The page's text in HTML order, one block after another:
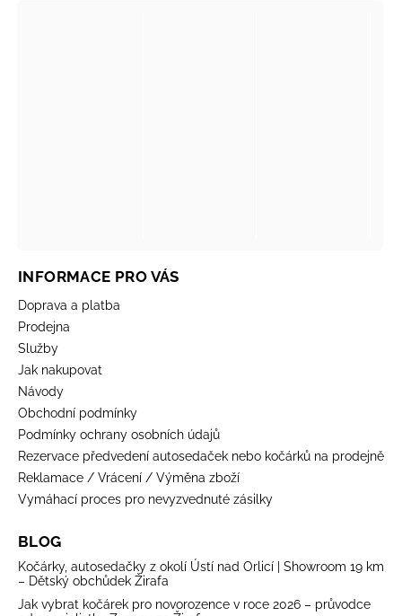
INFORMACE PRO VÁS
Doprava a platba
Prodejna
Služby
Jak nakupovat
Návody
Obchodní podmínky
Podmínky ochrany osobních údajů
Rezervace předvedení autosedaček nebo kočárků na prodejně
Reklamace / Vrácení / Výměna zboží
Vymáhací proces pro nevyzvednuté zásilky
BLOG
Kočárky, autosedačky z okolí Ústí nad Orlicí | Showroom 19 km
– Dětský obchůdek Žirafa
Jak vybrat kočárek pro novorozence v roce 2026 – průvodce